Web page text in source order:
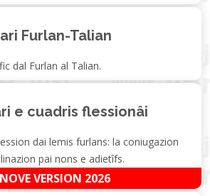
Furlan-Talian
dal Furlan al Talian.
e cuadris flessionâi
dai lemis furlans: la coniugazion
pai nons e adietîfs.
VERSION 2026